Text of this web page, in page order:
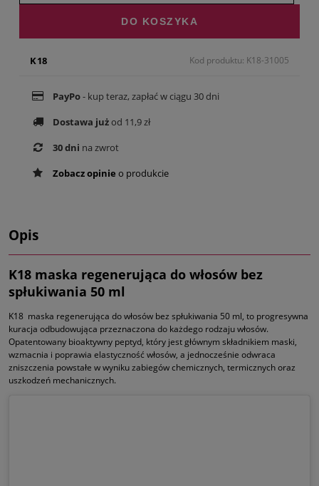
DO KOSZYKA
K18 Kod produktu: K18-31005
PayPo- kup teraz, zapłać w ciągu 30 dni
Dostawa jużod 11,9 zł
30 dni na zwrot
Zobacz opinie o produkcie
Opis
K18 maska regenerująca do włosów bez
spłukiwania 50 ml
K18 maska regenerująca do włosów bez spłukiwania 50 ml, to progresywna
kuracja odbudowująca przeznaczona do każdego rodzaju włosów.
Opatentowany bioaktywny peptyd, który jest głównym składnikiem maski,
wzmacnia i poprawia elastyczność włosów, a jednocześnie odwraca
zniszczenia powstałe w wyniku zabiegów chemicznych, termicznych oraz
uszkodzeń mechanicznych.